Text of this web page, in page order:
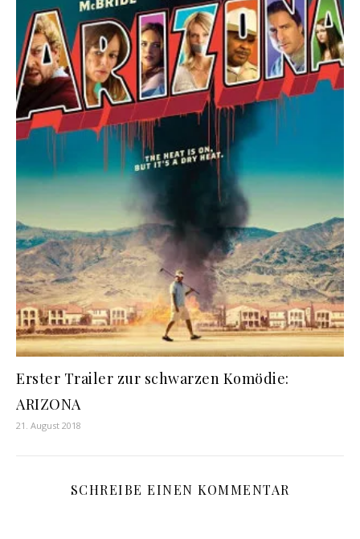
Erster Trailer zur schwarzen Komödie:
ARIZONA
21. August 2018
SCHREIBE EINEN KOMMENTAR